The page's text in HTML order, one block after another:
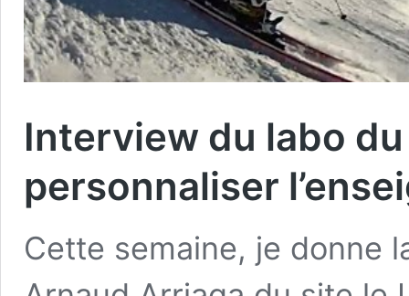
Interview du labo
personnaliser
Cette semaine, je donne